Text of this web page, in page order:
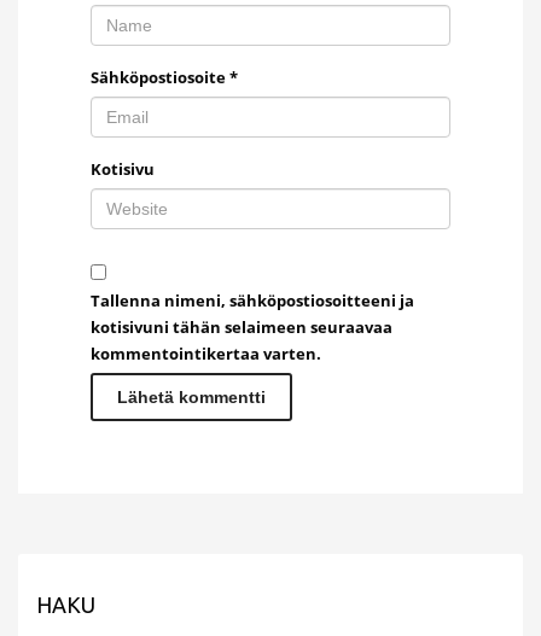
Sähköpostiosoite*
Kotisivu
Tallenna nimeni, sähköpostiosoitteeni ja
kotisivuni tähän selaimeen seuraavaa
kommentointikertaa varten.
HAKU